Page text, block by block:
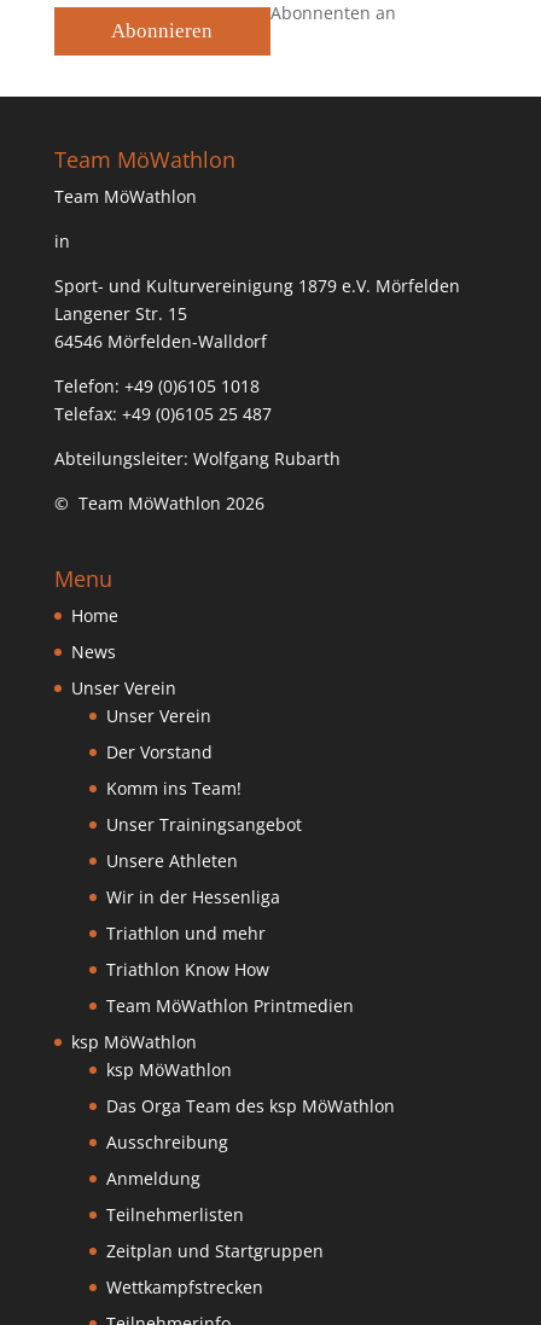
Abonnieren
Abonnenten an
Team MöWathlon
Team MöWathlon
in
Sport- und Kulturvereinigung 1879 e.V. Mörfelden
Langener Str. 15
64546 Mörfelden-Walldorf
Telefon: +49 (0)6105 1018
Telefax: +49 (0)6105 25 487
Abteilungsleiter: Wolfgang Rubarth
© Team MöWathlon 2026
Menu
Home
News
Unser Verein
Unser Verein
Der Vorstand
Komm ins Team!
Unser Trainingsangebot
Unsere Athleten
Wir in der Hessenliga
Triathlon und mehr
Triathlon Know How
Team MöWathlon Printmedien
ksp MöWathlon
ksp MöWathlon
Das Orga Team des ksp MöWathlon
Ausschreibung
Anmeldung
Teilnehmerlisten
Zeitplan und Startgruppen
Wettkampfstrecken